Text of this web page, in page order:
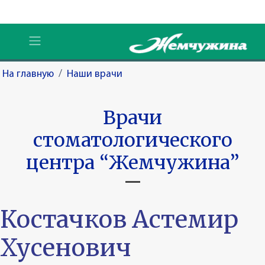
На главную / Наши врачи
Врачи
стоматологического
центра “Жемчужина”
Костачков Астемир
Хусенович